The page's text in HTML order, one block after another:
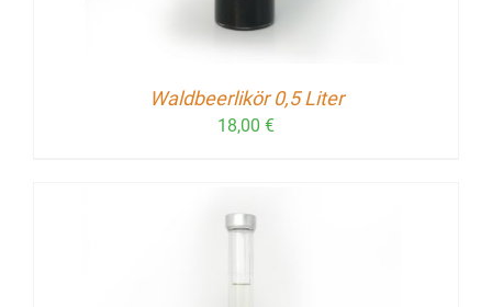
Waldbeerlikör 0,5 Liter
18,00 €